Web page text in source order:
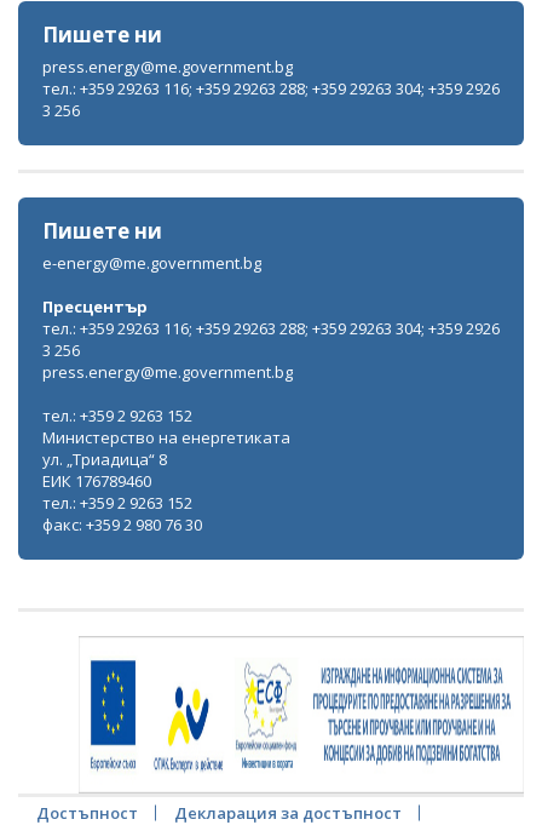
Пишете ни
press.energy@me.government.bg
тел.: +359 29263 116; +359 29263 288; +359 29263 304; +359 2926
3 256
Пишете ни
e-energy@me.government.bg
Пресцентър
тел.: +359 29263 116; +359 29263 288; +359 29263 304; +359 2926
3 256
press.energy@me.government.bg
тел.: +359 2 9263 152
Министерство на енергетиката
ул. „Триадица“ 8
ЕИК 176789460
тел.: +359 2 9263 152
факс: +359 2 980 76 30
Достъпност Декларация за достъпност